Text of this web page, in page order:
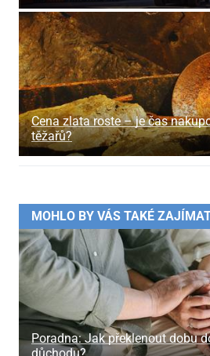
Cena zlata roste – je čas
těžařů?
MOHLO BY VÁS TAKÉ
Poradna: Jak překlenout dobu